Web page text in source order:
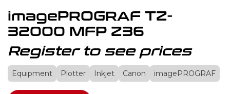
imagePROGRAF TZ-
32000 MFP Z36
Register to see prices
Equipment Plotter Inkjet Canon imagePROGRAF